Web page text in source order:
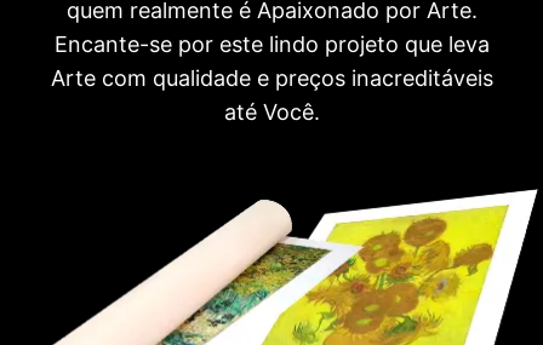
quem realmente é Apaixonado por Arte.
Encante-se por este lindo projeto que leva
Arte com qualidade e preços inacreditáveis
até Você.